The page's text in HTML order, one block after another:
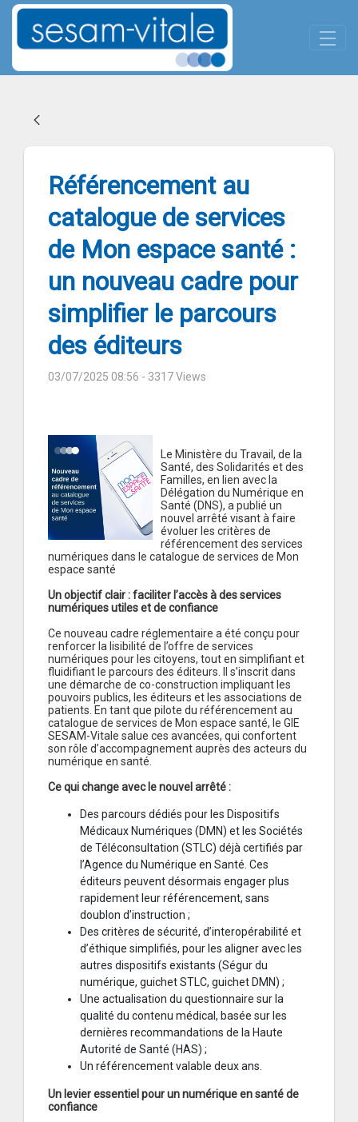
Skip to Main Content
Référencement au catalogue
Référencement au
catalogue de services
de Mon espace santé :
un nouveau cadre pour
simplifier le parcours
des éditeurs
03/07/2025 08:56 - 3317 Views
Le Ministère du Travail, de la
Santé, des Solidarités et des
Familles, en lien avec la
Délégation du Numérique en
Santé (DNS), a publié un
nouvel arrêté visant à faire
évoluer les critères de
référencement des services
numériques dans le catalogue de services de Mon
espace santé
Un objectif clair : faciliter l’accès à des services
numériques utiles et de confiance
Ce nouveau cadre réglementaire a été conçu pour
renforcer la lisibilité de l’offre de services
numériques pour les citoyens, tout en simplifiant et
fluidifiant le parcours des éditeurs. Il s’inscrit dans
une démarche de co-construction impliquant les
pouvoirs publics, les éditeurs et les associations de
patients. En tant que pilote du référencement au
catalogue de services de Mon espace santé, le GIE
SESAM-Vitale salue ces avancées, qui confortent
son rôle d’accompagnement auprès des acteurs du
numérique en santé.
Ce qui change avec le nouvel arrêté :
Des parcours dédiés pour les Dispositifs
Médicaux Numériques (DMN) et les Sociétés
de Téléconsultation (STLC) déjà certifiés par
l’Agence du Numérique en Santé. Ces
éditeurs peuvent désormais engager plus
rapidement leur référencement, sans
doublon d’instruction ;
Des critères de sécurité, d’interopérabilité et
d’éthique simplifiés, pour les aligner avec les
autres dispositifs existants (Ségur du
numérique, guichet STLC, guichet DMN) ;
Une actualisation du questionnaire sur la
qualité du contenu médical, basée sur les
dernières recommandations de la Haute
Autorité de Santé (HAS) ;
Un référencement valable deux ans.
Un levier essentiel pour un numérique en santé de
confiance
Panneau de gestion des cookies